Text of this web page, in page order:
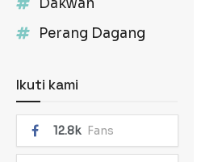
Dakwah
Perang Dagang
Ikuti kami
12.8k Fans